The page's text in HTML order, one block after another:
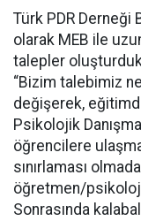
Türk PDR Derneği
olarak MEB ile
talepler
“Bizim talebimiz
değişerek,
Psikolojik
öğrencilere
sınırlaması
öğretmen/
Sonrasında